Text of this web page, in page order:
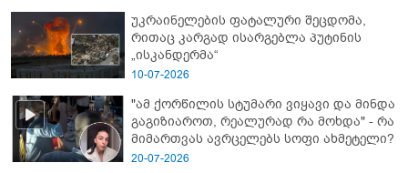
უკრაინელების ფატალური შეცდომა,
რითაც კარგად ისარგებლა პუტინის
„ისკანდერმა“
10-07-2026
"ამ ქორწილის სტუმარი ვიყავი და მინდა
გაგიზიაროთ, რეალურად რა მოხდა" - რა
მიმართვას ავრცელებს სოფი ახმეტელი?
20-07-2026